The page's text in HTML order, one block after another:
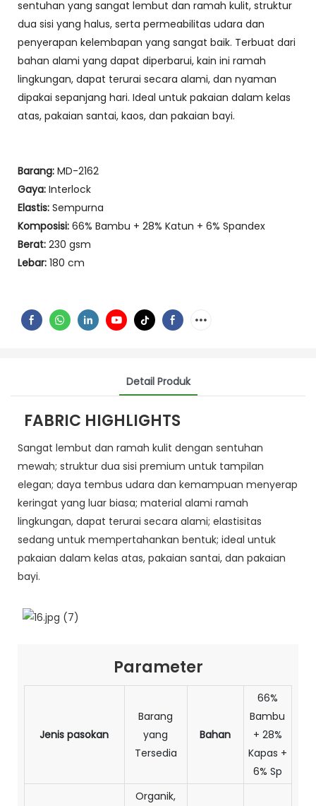
sentuhan yang sangat lembut dan ramah kulit, struktur
dua sisi yang halus, serta permeabilitas udara dan
penyerapan kelembapan yang sangat baik. Terbuat dari
bahan alami yang dapat diperbarui, kain ini ramah
lingkungan, dapat terurai secara alami, dan nyaman
dipakai sepanjang hari. Ideal untuk pakaian dalam kelas
atas, pakaian santai, kaos, dan pakaian bayi.
Barang: MD-2162
Gaya: Interlock
Elastis: Sempurna
Komposisi: 66% Bambu + 28% Katun + 6% Spandex
Berat: 230 gsm
Lebar: 180 cm
Detail Produk
FABRIC HIGHLIGHTS
Sangat lembut dan ramah kulit dengan sentuhan
mewah; struktur dua sisi premium untuk tampilan
elegan; daya tembus udara dan kemampuan menyerap
keringat yang luar biasa; material alami ramah
lingkungan, dapat terurai secara alami; elastisitas
sedang untuk mempertahankan bentuk; ideal untuk
pakaian dalam kelas atas, pakaian santai, dan pakaian
bayi.
Parameter
Jenis pasokan
Barang
yang
Tersedia
Bahan
66%
Bambu
+ 28%
Kapas +
6% Sp
Organik,